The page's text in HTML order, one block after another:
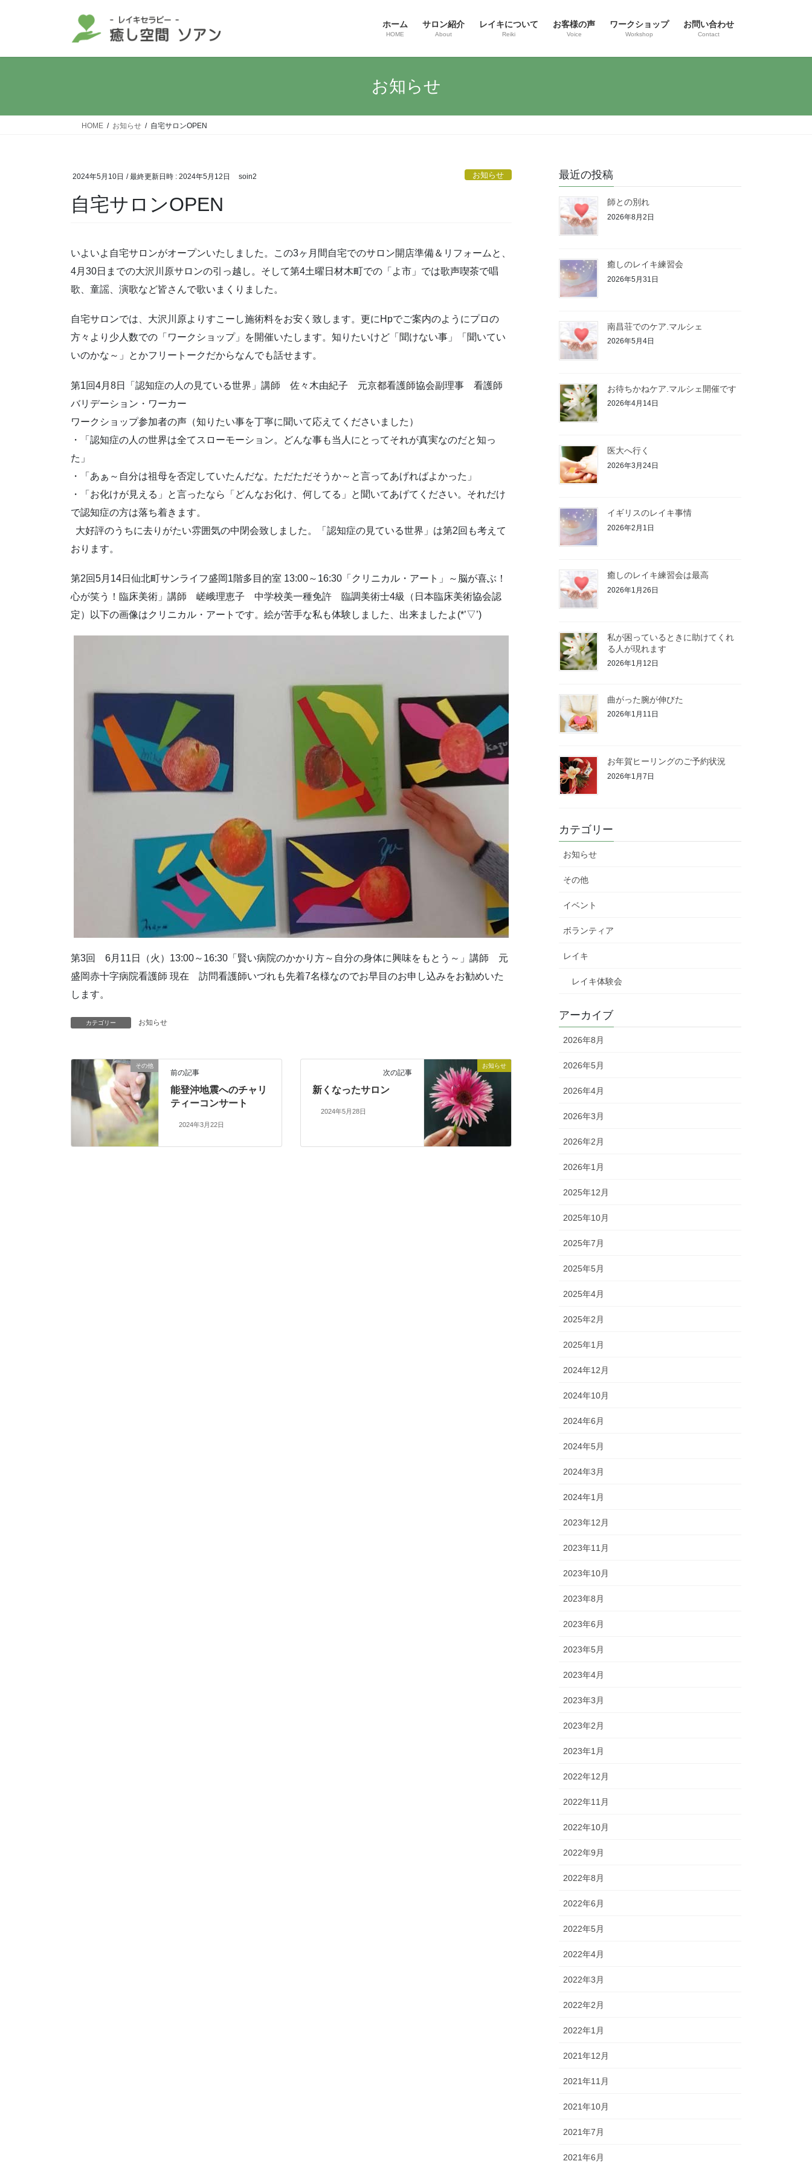
ホーム
HOME
サロン紹介
About
レイキについて
Reiki
お客様の声
Voice
ワークショップ
Workshop
お問い合わせ
Contact
お知らせ
HOME お知らせ 自宅サロンOPEN
2024年5月10日 / 最終更新日時 : 2024年5月12日 soin2 お知らせ
自宅サロンOPEN
いよいよ自宅サロンがオープンいたしました。この3ヶ月間自宅でのサロン開店準備＆リフォームと、
4月30日までの大沢川原サロンの引っ越し。そして第4土曜日材木町での「よ市」では歌声喫茶で唱
歌、童謡、演歌など皆さんで歌いまくりました。
自宅サロンでは、大沢川原よりすこーし施術料をお安く致します。更にHpでご案内のようにプロの
方々より少人数での「ワークショップ」を開催いたします。知りたいけど「聞けない事」「聞いてい
いのかな～」とかフリートークだからなんでも話せます。
第1回4月8日「認知症の人の見ている世界」講師 佐々木由紀子 元京都看護師協会副理事 看護師
バリデーション・ワーカー
ワークショップ参加者の声（知りたい事を丁寧に聞いて応えてくださいました）
・「認知症の人の世界は全てスローモーション。どんな事も当人にとってそれが真実なのだと知っ
た」
・「あぁ～自分は祖母を否定していたんだな。ただただそうか～と言ってあげればよかった」
・「お化けが見える」と言ったなら「どんなお化け、何してる」と聞いてあげてください。それだけ
で認知症の方は落ち着きます。
大好評のうちに去りがたい雰囲気の中閉会致しました。「認知症の見ている世界」は第2回も考えて
おります。
第2回5月14日仙北町サンライフ盛岡1階多目的室 13:00～16:30「クリニカル・アート」～脳が喜ぶ！
心が笑う！臨床美術」講師 嵯峨理恵子 中学校美一種免許 臨調美術士4級（日本臨床美術協会認
定）以下の画像はクリニカル・アートです。絵が苦手な私も体験しました、出来ましたよ(*’▽’)
第3回 6月11日（火）13:00～16:30「賢い病院のかかり方～自分の身体に興味をもとう～」講師 元
盛岡赤十字病院看護師 現在 訪問看護師いづれも先着7名様なのでお早目のお申し込みをお勧めいた
します。
カテゴリー お知らせ
その他
前の記事
能登沖地震へのチャリ
ティーコンサート
2024年3月22日
お知らせ
次の記事
新くなったサロン
2024年5月28日
最近の投稿
師との別れ
2026年8月2日
癒しのレイキ練習会
2026年5月31日
南昌荘でのケア.マルシェ
2026年5月4日
お待ちかねケア.マルシェ開催です
2026年4月14日
医大へ行く
2026年3月24日
イギリスのレイキ事情
2026年2月1日
癒しのレイキ練習会は最高
2026年1月26日
私が困っているときに助けてくれ
る人が現れます
2026年1月12日
曲がった腕が伸びた
2026年1月11日
お年賀ヒーリングのご予約状況
2026年1月7日
カテゴリー
お知らせ
その他
イベント
ボランティア
レイキ
レイキ体験会
アーカイブ
2026年8月
2026年5月
2026年4月
2026年3月
2026年2月
2026年1月
2025年12月
2025年10月
2025年7月
2025年5月
2025年4月
2025年2月
2025年1月
2024年12月
2024年10月
2024年6月
2024年5月
2024年3月
2024年1月
2023年12月
2023年11月
2023年10月
2023年8月
2023年6月
2023年5月
2023年4月
2023年3月
2023年2月
2023年1月
2022年12月
2022年11月
2022年10月
2022年9月
2022年8月
2022年6月
2022年5月
2022年4月
2022年3月
2022年2月
2022年1月
2021年12月
2021年11月
2021年10月
2021年7月
2021年6月